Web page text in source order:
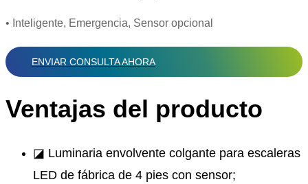
• Inteligente, Emergencia, Sensor opcional
ENVIAR CONSULTA AHORA
Ventajas del producto
◪ Luminaria envolvente colgante para escaleras
LED de fábrica de 4 pies con sensor;